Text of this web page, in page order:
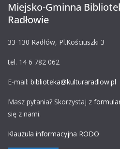
Miejsko-Gminna
Radłowie
33-130 Radłów, Pl.Kościuszki 3
tel. 14 6 782 062
E-mail: biblioteka@kulturaradlow.pl
Masz pytania? Skorzystaj z
się z nami.
Klauzula informacyjna RODO